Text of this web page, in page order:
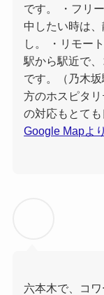
です。 ・フリ
中したい時は
し。 ・リモー
駅から駅近で
です。（乃木
方のホスピタ
の対応もとても
Google Mapより
六本木で、コ